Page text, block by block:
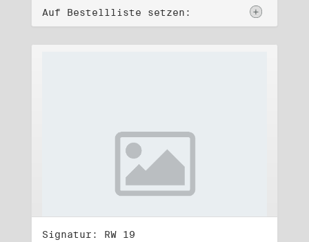
Auf Bestellliste setzen:
Signatur: RW 19